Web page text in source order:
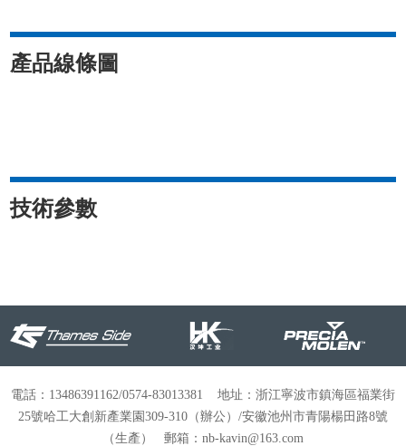
產品線條圖
技術參數
電話：13486391162/0574-83013381 地址：浙江寧波市鎮海區福業街
25號哈工大創新產業園309-310（辦公）/安徽池州市青陽楊田路8號
（生產） 郵箱：nb-kavin@163.com